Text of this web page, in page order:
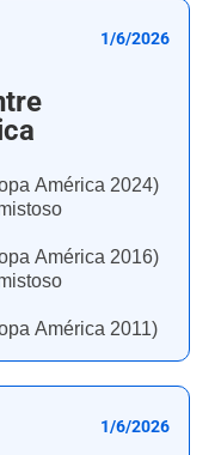
1/6/2026
América 2024)
América 2016)
América 2011)
1/6/2026